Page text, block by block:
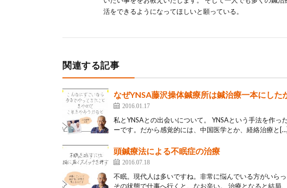
活をできるようになってほしいと願っている。
関連する記事
なぜYNSA藤沢操体鍼療所は鍼治療一本にした
2016.01.17
私とYNSAとの出会いについて。 YNSAという手法を作
ーです。だから感覚的には、中国医学とか、経絡治療と[…]
頭鍼療法による不眠症の治療
2016.07.18
不眠。現代人は多いですね。非常に悩んでいる方がいら
その状態で仕事へ行くと、なお辛い。 治療となると結局